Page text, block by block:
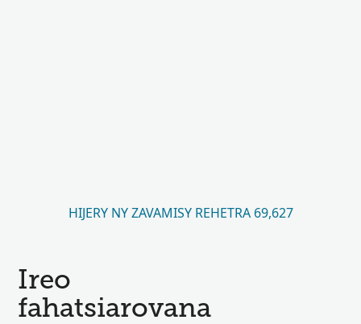
HIJERY NY ZAVAMISY REHETRA 69,627
Ireo
fahatsiarovana